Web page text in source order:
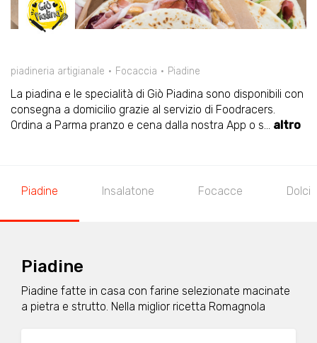
piadineria artigianale Focaccia Piadine
La piadina e le specialità di Giò Piadina sono disponibili con
consegna a domicilio grazie al servizio di Foodracers.
Ordina a Parma pranzo e cena dalla nostra App o s... altro
Piadine Insalatone Focacce Dolci
Piadine
Piadine fatte in casa con farine selezionate macinate
a pietra e strutto. Nella miglior ricetta Romagnola